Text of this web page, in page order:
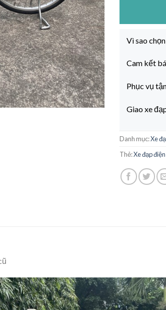
Vì sao
Cam kết
Phục vụ
Giao xe
Danh mục:Xe
Thẻ:Xe đạp